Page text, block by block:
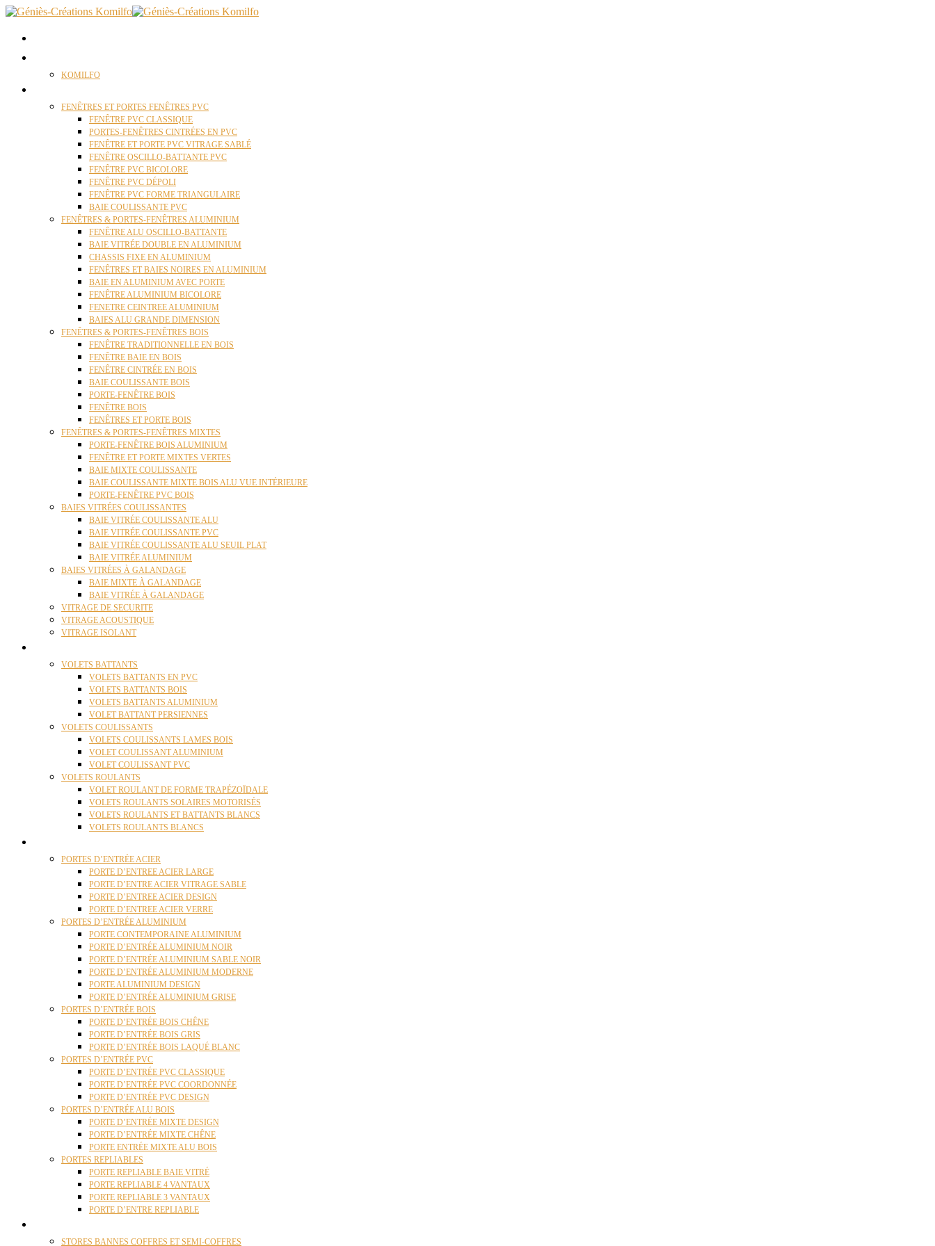
KOMILFO
FENÊTRES ET PORTES FENÊTRES PVC
FENÊTRE PVC CLASSIQUE
PORTES-FENÊTRES CINTRÉES EN PVC
FENÊTRE ET PORTE PVC VITRAGE SABLÉ
FENÊTRE OSCILLO-BATTANTE PVC
FENÊTRE PVC BICOLORE
FENÊTRE PVC DÉPOLI
FENÊTRE PVC FORME TRIANGULAIRE
BAIE COULISSANTE PVC
FENÊTRES & PORTES-FENÊTRES ALUMINIUM
FENÊTRE ALU OSCILLO-BATTANTE
BAIE VITRÉE DOUBLE EN ALUMINIUM
CHASSIS FIXE EN ALUMINIUM
FENÊTRES ET BAIES NOIRES EN ALUMINIUM
BAIE EN ALUMINIUM AVEC PORTE
FENÊTRE ALUMINIUM BICOLORE
FENETRE CEINTREE ALUMINIUM
BAIES ALU GRANDE DIMENSION
FENÊTRES & PORTES-FENÊTRES BOIS
FENÊTRE TRADITIONNELLE EN BOIS
FENÊTRE BAIE EN BOIS
FENÊTRE CINTRÉE EN BOIS
BAIE COULISSANTE BOIS
PORTE-FENÊTRE BOIS
FENÊTRE BOIS
FENÊTRES ET PORTE BOIS
FENÊTRES & PORTES-FENÊTRES MIXTES
PORTE-FENÊTRE BOIS ALUMINIUM
FENÊTRE ET PORTE MIXTES VERTES
BAIE MIXTE COULISSANTE
BAIE COULISSANTE MIXTE BOIS ALU VUE INTÉRIEURE
PORTE-FENÊTRE PVC BOIS
BAIES VITRÉES COULISSANTES
BAIE VITRÉE COULISSANTE ALU
BAIE VITRÉE COULISSANTE PVC
BAIE VITRÉE COULISSANTE ALU SEUIL PLAT
BAIE VITRÉE ALUMINIUM
BAIES VITRÉES À GALANDAGE
BAIE MIXTE À GALANDAGE
BAIE VITRÉE À GALANDAGE
VITRAGE DE SECURITE
VITRAGE ACOUSTIQUE
VITRAGE ISOLANT
VOLETS BATTANTS
VOLETS BATTANTS EN PVC
VOLETS BATTANTS BOIS
VOLETS BATTANTS ALUMINIUM
VOLET BATTANT PERSIENNES
VOLETS COULISSANTS
VOLETS COULISSANTS LAMES BOIS
VOLET COULISSANT ALUMINIUM
VOLET COULISSANT PVC
VOLETS ROULANTS
VOLET ROULANT DE FORME TRAPÉZOÏDALE
VOLETS ROULANTS SOLAIRES MOTORISÉS
VOLETS ROULANTS ET BATTANTS BLANCS
VOLETS ROULANTS BLANCS
PORTES D’ENTRÉE ACIER
PORTE D’ENTREE ACIER LARGE
PORTE D’ENTRE ACIER VITRAGE SABLE
PORTE D’ENTREE ACIER DESIGN
PORTE D’ENTREE ACIER VERRE
PORTES D’ENTRÉE ALUMINIUM
PORTE CONTEMPORAINE ALUMINIUM
PORTE D’ENTRÉE ALUMINIUM NOIR
PORTE D’ENTRÉE ALUMINIUM SABLE NOIR
PORTE D’ENTRÉE ALUMINIUM MODERNE
PORTE ALUMINIUM DESIGN
PORTE D’ENTRÉE ALUMINIUM GRISE
PORTES D’ENTRÉE BOIS
PORTE D’ENTRÉE BOIS CHÊNE
PORTE D’ENTRÉE BOIS GRIS
PORTE D’ENTRÉE BOIS LAQUÉ BLANC
PORTES D’ENTRÉE PVC
PORTE D’ENTRÉE PVC CLASSIQUE
PORTE D’ENTRÉE PVC COORDONNÉE
PORTE D’ENTRÉE PVC DESIGN
PORTES D’ENTRÉE ALU BOIS
PORTE D’ENTRÉE MIXTE DESIGN
PORTE D’ENTRÉE MIXTE CHÊNE
PORTE ENTRÉE MIXTE ALU BOIS
PORTES REPLIABLES
PORTE REPLIABLE BAIE VITRÉ
PORTE REPLIABLE 4 VANTAUX
PORTE REPLIABLE 3 VANTAUX
PORTE D’ENTRE REPLIABLE
STORES BANNES COFFRES ET SEMI-COFFRES